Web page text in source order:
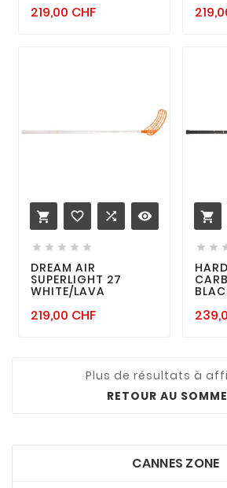
219,00 CHFPrix
 favorite_border  remove_red_eye
    
DREAM AIR
SUPERLIGHT 27
WHITE/LAVA
219,00 CHFPrix

 
Plus de résultats à
RETOUR AU
CANNES ZONE